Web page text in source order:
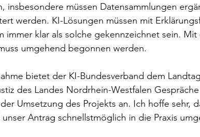
insbesondere müssen Datensammlungen
werden. KI-Lösungen müssen mit
immer klar als solche gekennzeichnet sein.
umgehend begonnen werden.
bietet der KI-Bundesverband dem
des Landes Nordrhein-Westfalen
Umsetzung des Projekts an. Ich hoffe sehr,
Antrag schnellstmöglich in die Praxis